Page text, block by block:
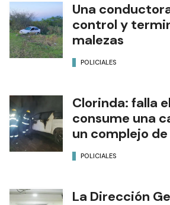
Una
control y
malezas
POLICIALES
Clorinda: falla
consume una
un complejo
POLICIALES
La Dirección